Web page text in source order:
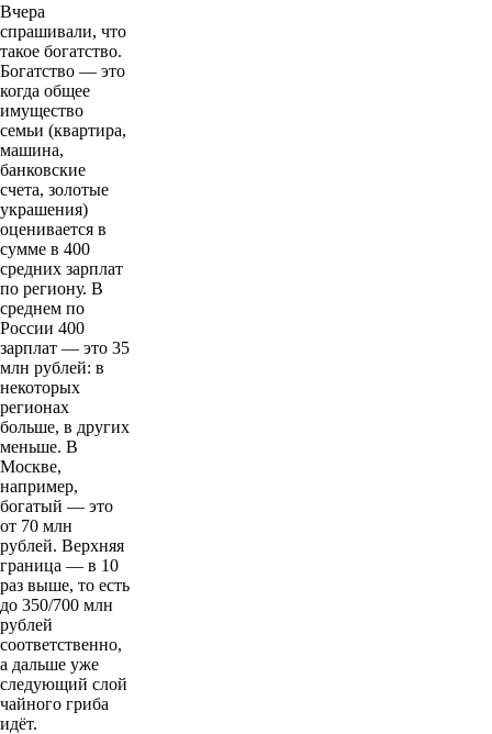
Вчера
спрашивали, что
такое богатство.
Богатство — это
когда общее
имущество
семьи (квартира,
машина,
банковские
счета, золотые
украшения)
оценивается в
сумме в 400
средних зарплат
по региону. В
среднем по
России 400
зарплат — это 35
млн рублей: в
некоторых
регионах
больше, в других
меньше. В
Москве,
например,
богатый — это
от 70 млн
рублей. Верхняя
граница — в 10
раз выше, то есть
до 350/700 млн
рублей
соответственно,
а дальше уже
следующий слой
чайного гриба
идёт.